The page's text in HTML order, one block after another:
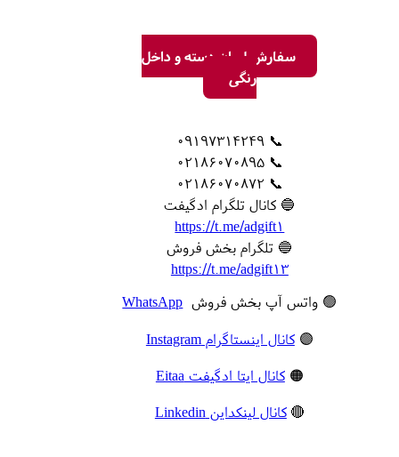
سفارش لیوان دسته و داخل
رنگی
📞 09197314249
📞 02186070895
📞 02186070872
🔵 کانال تلگرام ادگیفت
https://t.me/adgift1
🔵 تلگرام بخش فروش
https://t.me/adgift13
🟢 واتس آپ بخش فروش WhatsApp
🟣کانال اینستاگرام Instagram
🟠کانال ایتا ادگیفت Eitaa
🔴 کانال لینکداین Linkedin